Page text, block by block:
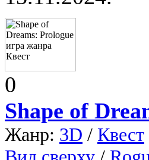
0
Shape of
Жанр: 3D / Квест